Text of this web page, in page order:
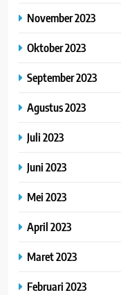
November 2023
Oktober 2023
September 2023
Agustus 2023
Juli 2023
Juni 2023
Mei 2023
April 2023
Maret 2023
Februari 2023